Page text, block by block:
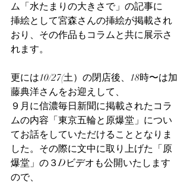
ム「水たまりの大きさで」の記事に
挿絵として宮森さんの挿絵が掲載され
おり、その作品もコラムと共に展示さ
れます。
更には10/27(土）の閉店後、18時〜は加
藤典洋さんをお迎えして、
９月に信濃毎日新聞に掲載されたコラ
ムの内容「東京五輪と原爆堂」につい
てお話をしていただけることとなりま
した。その際に文中に取り上げた「原
爆堂」の３Dビデオも公開いたします
ので、